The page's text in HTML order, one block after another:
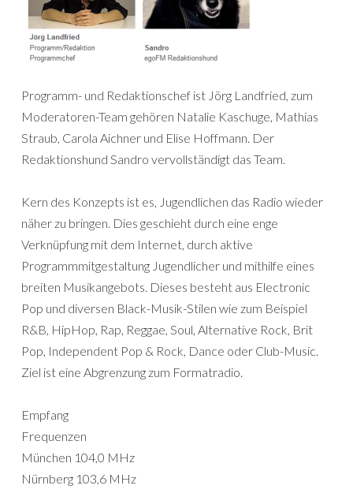
Programm- und Redaktionschef ist Jörg Landfried, zum
Moderatoren-Team gehören Natalie Kaschuge, Mathias
Straub, Carola Aichner und Elise Hoffmann. Der
Redaktionshund Sandro vervollständigt das Team.
Kern des Konzepts ist es, Jugendlichen das Radio wieder
näher zu bringen. Dies geschieht durch eine enge
Verknüpfung mit dem Internet, durch aktive
Programmmitgestaltung Jugendlicher und mithilfe eines
breiten Musikangebots. Dieses besteht aus Electronic
Pop und diversen Black-Musik-Stilen wie zum Beispiel
R&B, HipHop, Rap, Reggae, Soul, Alternative Rock, Brit
Pop, Independent Pop & Rock, Dance oder Club-Music.
Ziel ist eine Abgrenzung zum Formatradio.
Empfang
Frequenzen
München 104,0 MHz
Nürnberg 103,6 MHz